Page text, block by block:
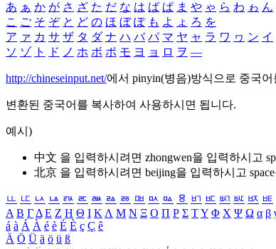
あ ぁ か が さ ざ た だ な は ば ぱ ま や ゃ ら わ ゎ ん
こ ご そ ぞ と ど の ほ ぼ ぽ も よ ょ ろ を
ア ァ カ サ ザ タ ダ ナ ハ バ パ マ ヤ ャ ラ ワ ヮ ン イ
ソ ゾ ト ド ノ ホ ボ ポ モ ヨ ョ ロ ヲ ―
http://chineseinput.net/에서 pinyin(병음)방식으로 중국
변환된 중국어를 복사하여 사용하시면 됩니다.
예시)
中文 을 입력하시려면 zhongwen을 입력하시고
北京 을 입력하시려면 beijing을 입력하시고
ㅥ ㅦ ㅧ ㅨ ㅩ ㅪ ㅫ ㅬ ㅭ ㅮ ㅯ ㅰ ㅱ ㅲ ㅳ ㅴ ㅵ ㅶ ㅷ
Α Β ΓΔ Ε Ζ Η Θ Ι ΚΛ Μ Ν Ξ Ο Π Ρ Σ ΤΥ Φ Χ Ψ Ω α β
á à Á À é è É È ç Ç ê
Ä Ö Ü ä ö ü ß